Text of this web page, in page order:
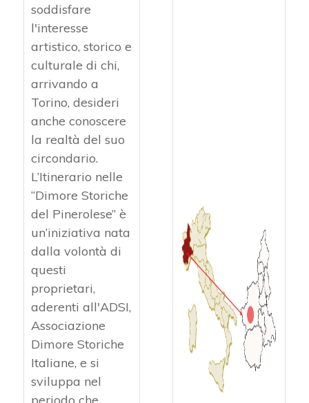
soddisfare
l'interesse
artistico, storico e
culturale di chi,
arrivando a
Torino, desideri
anche conoscere
la realtà del suo
circondario.
L’Itinerario nelle
“Dimore Storiche
del Pinerolese” è
un’iniziativa nata
dalla volontà di
questi
proprietari,
aderenti all'ADSI,
Associazione
Dimore Storiche
Italiane, e si
sviluppa nel